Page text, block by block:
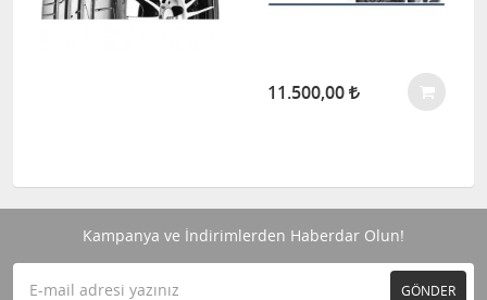
11.500,00
Kampanya ve İndirimlerden Haberdar Olun!
GÖNDER